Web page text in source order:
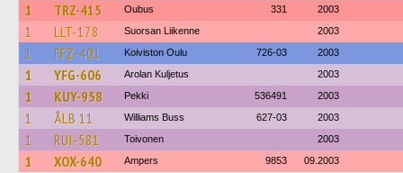
1 TRZ-415 Oubus 331 2003
1 LLT-178 Suorsan Liikenne 2003
1 FFZ-401 Koiviston Oulu 726-03 2003
1 YFG-606 Arolan Kuljetus 2003
1 KUY-958 Pekki 536491 2003
1 ÅLB 11 Williams Buss 627-03 2003
1 RUI-581 Toivonen 2003
1 XOX-640 Ampers 9853 09.2003